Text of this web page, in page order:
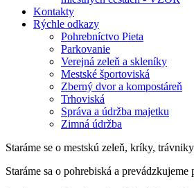
Kontakty
Rýchle odkazy
Pohrebníctvo Pieta
Parkovanie
Verejná zeleň a skleníky
Mestské športoviská
Zberný dvor a kompostáreň
Trhoviská
Správa a údržba majetku
Zimná údržba
Staráme se o mestskú zeleň, kríky,
Staráme sa o pohrebiská a prevádzkujeme